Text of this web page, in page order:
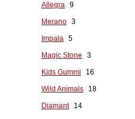
Allegra 9
Merano 3
Impala 5
Magic Stone
3
Kids Gummi
16
Wild Animals
18
Diamant
14